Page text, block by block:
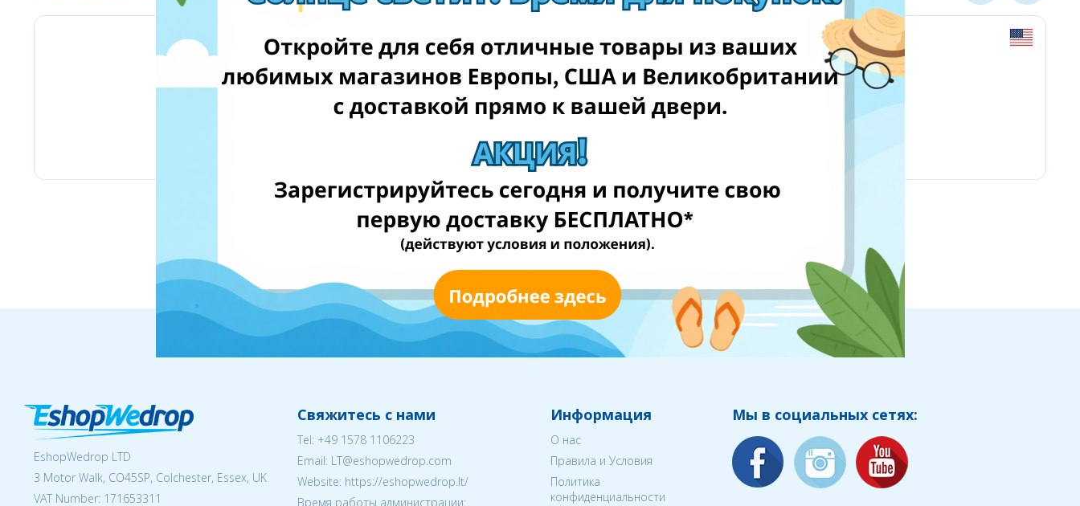
EshopWedrop LTD
3 Motor Walk, CO45SP, Colchester, Essex, UK
VAT Number: 171653311
Свяжитесь с нами
Tel: +49 1578 1106223
Email: LT@eshopwedrop.com
Website: https://eshopwedrop.lt/
Время работы администрации:
Информация
О нас
Правила и Условия
Политика
конфиденциальности
Мы в социальных сетях: